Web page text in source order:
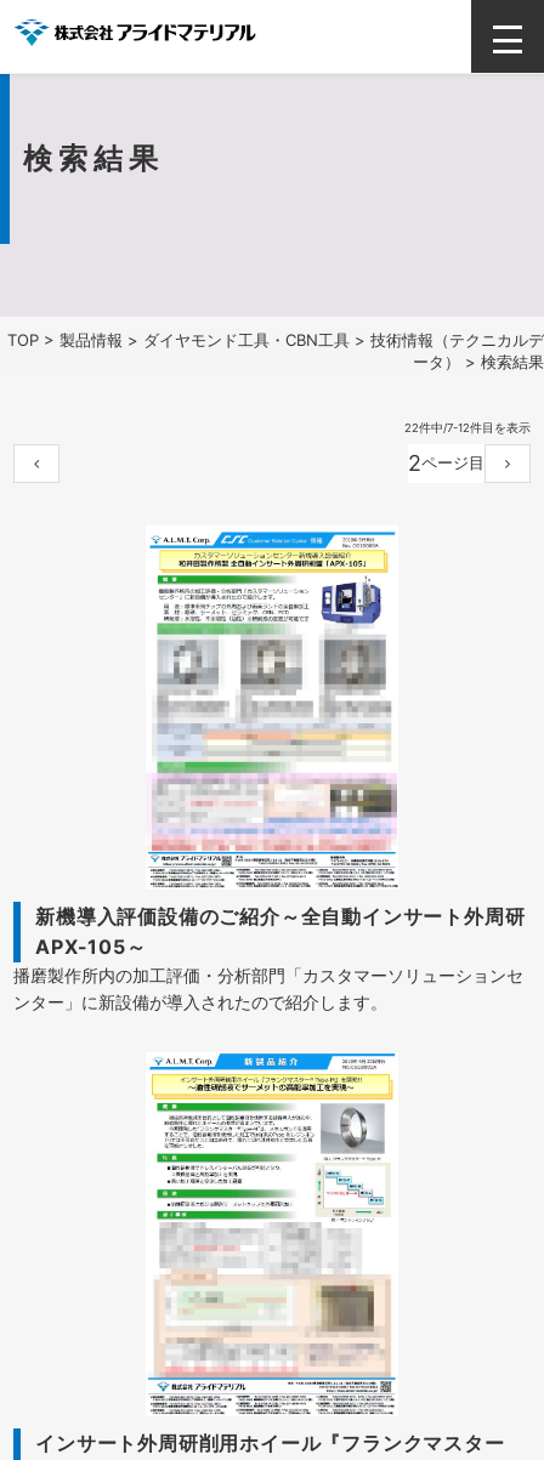
検索結果
TOP > 製品情報 > ダイヤモンド工具・CBN工具 > 技術情報（テクニカルデ
ータ）
> 検索結果
22件中/7-12件目を表示
2
新機導入評価設備のご紹介～全自動インサート外周研
APX-105～
播磨製作所内の加工評価・分析部門「カスタマーソリューションセ
ンター」に新設備が導入されたので紹介します。
インサート外周研削用ホイール『フランクマスター